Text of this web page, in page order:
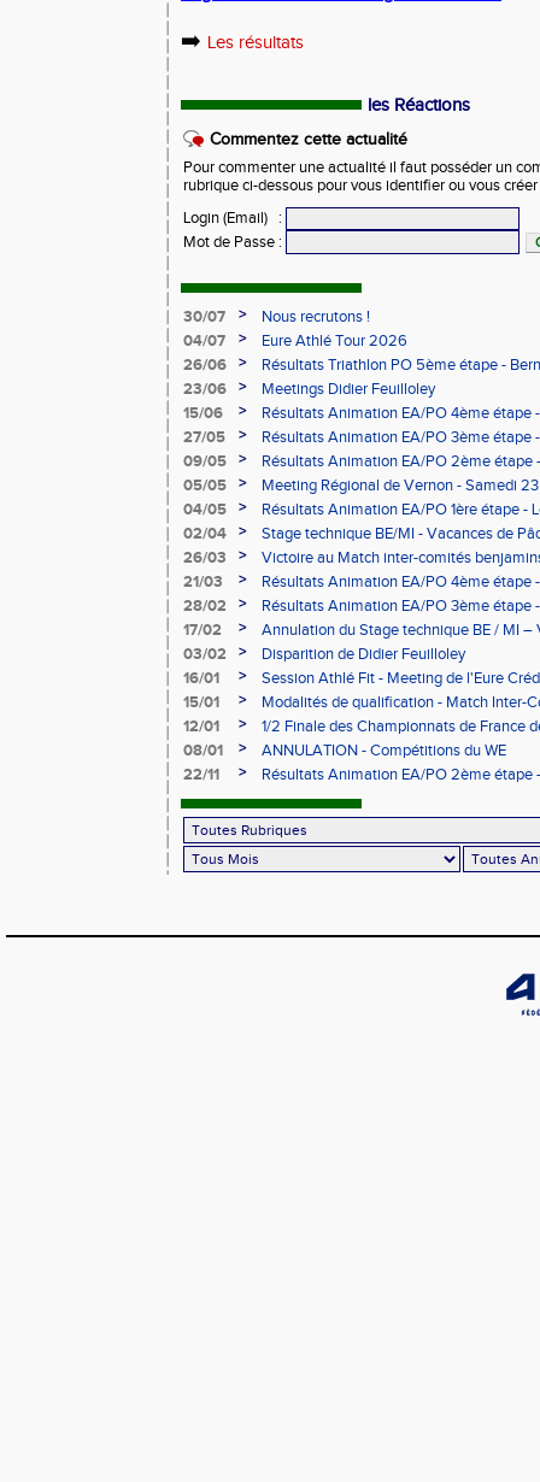
➡️ Les résultats
les Réactions
Commentez cette actualité
Pour commenter une actualité il faut posséder un
rubrique ci-dessous pour vous identifier ou vous
Login (Email)
:
Mot de Passe :
30/07 >
Nous recrutons !
04/07
>
Eure Athlé Tour 2026
26/06
>
Résultats Triathlon PO 5ème étape -
23/06
>
Meetings Didier Feuilloley
15/06
>
Résultats Animation EA/PO 4ème étape
27/05
>
Résultats Animation EA/PO 3ème
09/05
>
Résultats Animation EA/PO 2ème étape
09/05/2026
05/05 >
Meeting Régional de Vernon - Samedi
04/05
>
Résultats Animation EA/PO 1ère étape
02/04
>
Stage technique BE/MI - Vacances de
26/03
>
Victoire au Match inter-comités
21/03
>
Résultats Animation EA/PO 4ème étape
28/02
>
Résultats Animation EA/PO 3ème étape
28/02/2026
17/02 >
Annulation du Stage technique BE / MI –
03/02
>
Disparition de Didier Feuilloley
16/01
>
Session Athlé Fit - Meeting de l'Eure
15/01
>
Modalités de qualification - Match Inter-
12/01
>
1/2 Finale des Championnats de France
février à Évreux
08/01 >
ANNULATION - Compétitions du WE
22/11
> Résultats Animation EA/PO 2ème étape